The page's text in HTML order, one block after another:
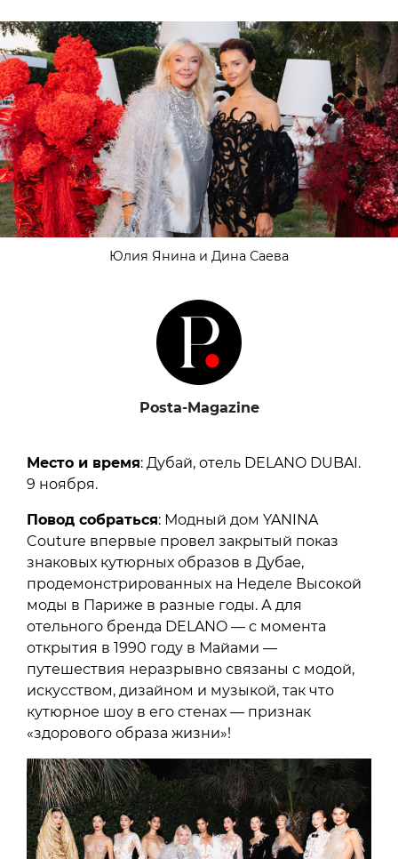
Юлия Янина и Дина Саева
Posta-Magazine
Место и время: Дубай, отель DELANO DUBAI.
9 ноября.
Повод собраться: Модный дом YANINA
Couture впервые провел закрытый показ
знаковых кутюрных образов в Дубае,
продемонстрированных на Неделе Высокой
моды в Париже в разные годы. А для
отельного бренда DELANO — с момента
открытия в 1990 году в Майами —
путешествия неразрывно связаны с модой,
искусством, дизайном и музыкой, так что
кутюрное шоу в его стенах — признак
«здорового образа жизни»!